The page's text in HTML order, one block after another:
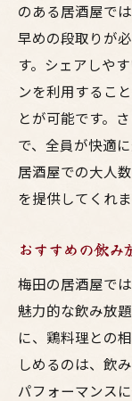
のある居酒屋で
早めの段取りが
す。シェアしや
ンを利用するこ
とが可能です。
で、全員が快適
居酒屋での大人
を提供してくれま
おすすめの飲み
梅田の居酒屋で
魅力的な飲み放
に、鶏料理との
しめるのは、飲
パフォーマンス